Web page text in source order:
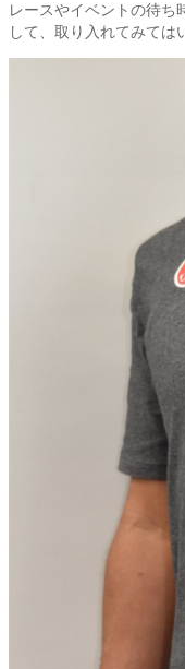
レースやイベントの待ち
して、取り入れてみては